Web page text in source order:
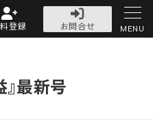
公益・一般法人オ
登録
お問合せ
MENU
』最新号